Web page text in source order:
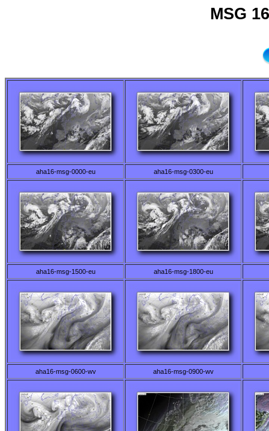
MSG
aha16-msg-0000-eu aha16-msg-0300-eu
aha16-msg-1500-eu aha16-msg-1800-eu
aha16-msg-0600-wv aha16-msg-0900-wv